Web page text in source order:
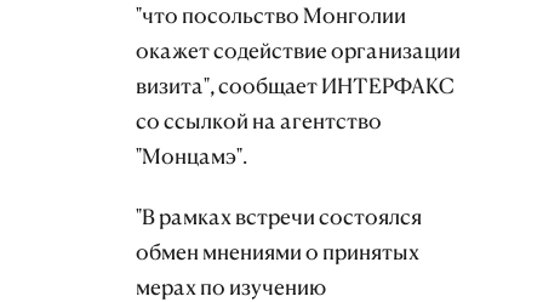
"что посольство Монголии
окажет содействие организации
визита", сообщает ИНТЕРФАКС
со ссылкой на агентство
"Монцамэ".
"В рамках встречи состоялся
обмен мнениями о принятых
мерах по изучению